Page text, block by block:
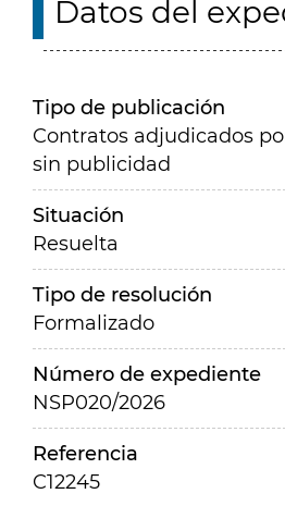
Datos del
Tipo de publicación
Contratos adjudicados
sin publicidad
Situación
Resuelta
Tipo de resolución
Formalizado
Número de expediente
NSP020/2026
Referencia
C12245